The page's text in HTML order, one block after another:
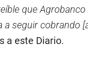
que
a seguir cobrando
a este Diario.